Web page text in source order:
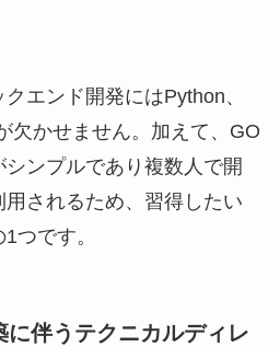
エンド開発にはPython、
欠かせません。加えて、GO
ンプルであり複数人で開
されるため、習得したい
つです。
伴うテクニカルディレ